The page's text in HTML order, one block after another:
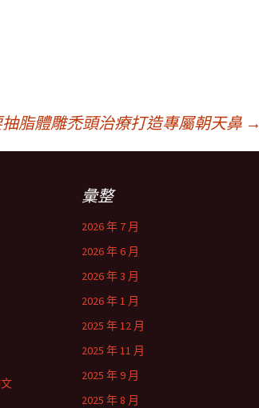
脂體雕禿頭治療打造專屬朝天鼻 →
彙整
2026 年 7 月
2026 年 6 月
2026 年 3 月
2026 年 1 月
2025 年 12 月
2025 年 11 月
2025 年 9 月
2025 年 8 月